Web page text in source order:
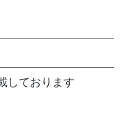
しております